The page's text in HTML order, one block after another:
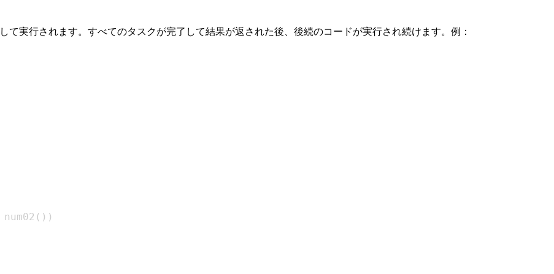
て実行されます。すべてのタスクが完了して結果が返された後、後続のコードが実行され続けます。例：
num02 ( ) )